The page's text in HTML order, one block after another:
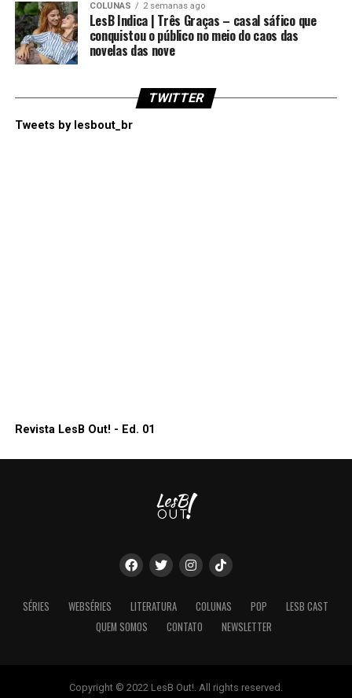
COLUNAS 2 semanas ago
LesB Indica | Três Graças – casal sáfico que
conquistou o público no meio do caos das
novelas das nove
TWITTER
Tweets by lesbout_br
Revista LesB Out! - Ed. 01
SÉRIES WEBSÉRIES LITERATURA COLUNAS POP
LESB CAST
QUEM SOMOS
CONTATO NEWSLETTER
Copyright © 2022 LesB Out!. All rights reserved.